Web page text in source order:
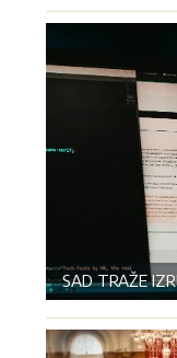
SAD TRAŽE